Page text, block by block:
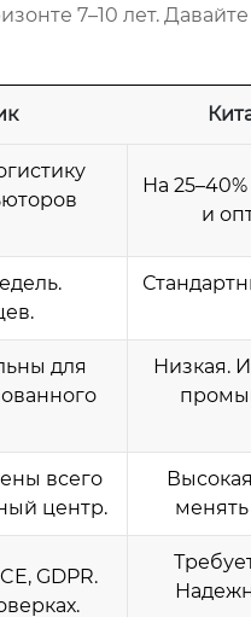
7–10 лет.
На
и
для
Низкая.
всего
центр.
GDPR.